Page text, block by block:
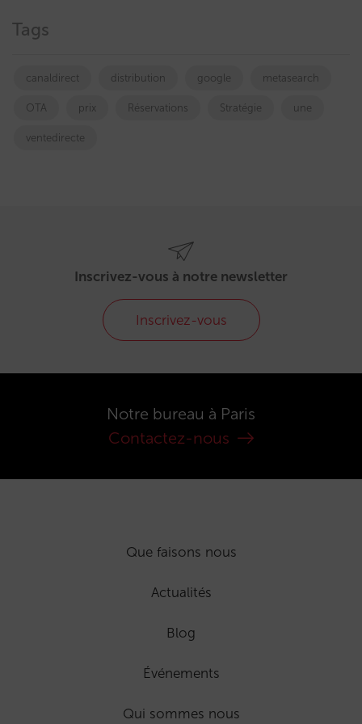
Tags
canaldirect distribution google metasearch
OTA prix Réservations Stratégie une
ventedirecte
Inscrivez-vous à notre newsletter
Inscrivez-vous
Notre bureau à Paris
Contactez-nous
Que faisons nous
Actualités
Blog
Événements
Qui sommes nous